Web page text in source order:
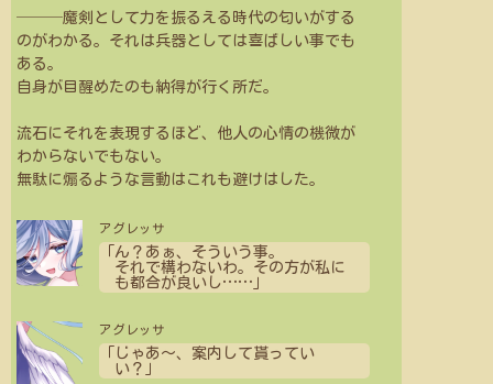
───魔剣として力を振るえる時代の匂いがする
のがわかる。それは兵器としては喜ばしい事でも
ある。
自身が目醒めたのも納得が行く所だ。
流石にそれを表現するほど、他人の心情の機微が
わからないでもない。
無駄に煽るような言動はこれも避けはした。
アグレッサ
「ん？あぁ、そういう事。
それで構わないわ。その方が私に
も都合が良いし ……
アグレッサ
「じゃあ〜、案内して貰ってい
い？」